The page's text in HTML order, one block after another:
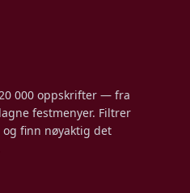
000 oppskrifter — fra
festmenyer. Filtrer
finn nøyaktig det